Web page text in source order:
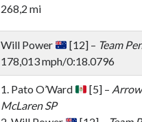
268,2 mi
Will Power [12] – Team
178,013 mph/0:18.0796
1. Pato O’Ward [5] – Arrow
McLaren SP